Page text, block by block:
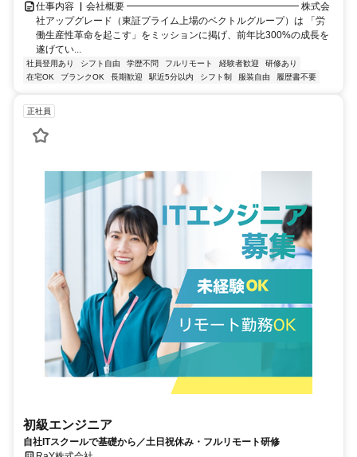
仕事内容 ▏会社概要 ━━━━━━━━━━━━━━━━━━ 株式会
社アップグレード（東証プライム上場のベクトルグループ）は 「労
働生産性革命を起こす」をミッションに掲げ、前年比300%の成長を
遂げてい...
社員登用あり シフト自由 学歴不問 フルリモート 経験者歓迎
研修あり
在宅OK
ブランクOK 長期歓迎 駅近5分以内 シフト制 服装自由 履歴書不要
正社員
初級エンジニア
自社ITスクールで基礎から／土日祝休み・フルリモート研修